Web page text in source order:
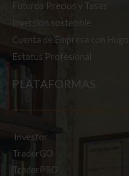
Futuros Precios y Tasas
Inversión sostenible
Cuenta de Empresa con Hugo
Estatus Profesional
PLATAFORMAS
Investor
TraderGO
TraderPRO